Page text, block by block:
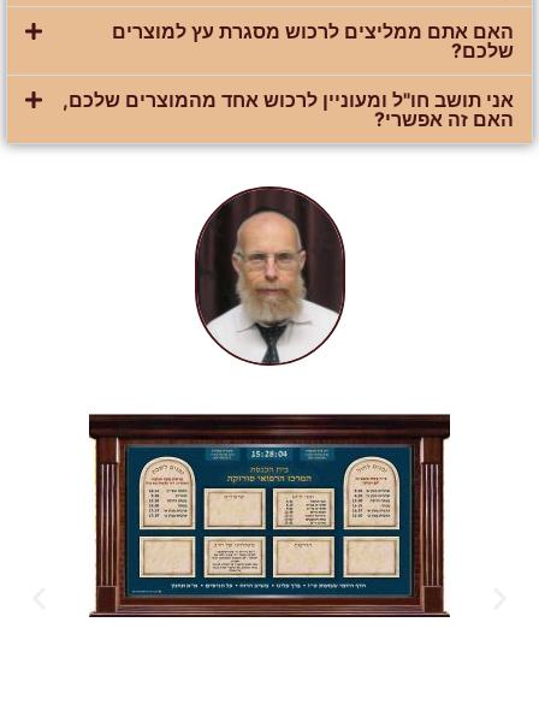
האם אתם ממליצים לרכוש מסגרת עץ למוצרים
שלכם?
אני תושב חו"ל ומעוניין לרכוש אחד מהמוצרים שלכם,
האם זה אפשרי?